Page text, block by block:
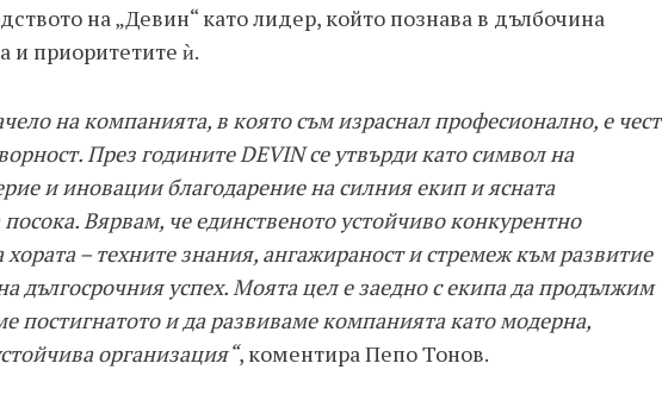
на „Девин“ като лидер, който познава в дълбочина
и приоритетите ѝ.
на компанията, в която съм израснал професионално, е чест
През годините DEVIN се утвърди като символ на
и иновации благодарение на силния екип и ясната
посока. Вярвам, че единственото устойчиво конкурентно
хората – техните знания, ангажираност и стремеж към развитие
дългосрочния успех. Моята цел е заедно с екипа да продължим
постигнатото и да развиваме компанията като модерна,
организация“, коментира Пепо Тонов.